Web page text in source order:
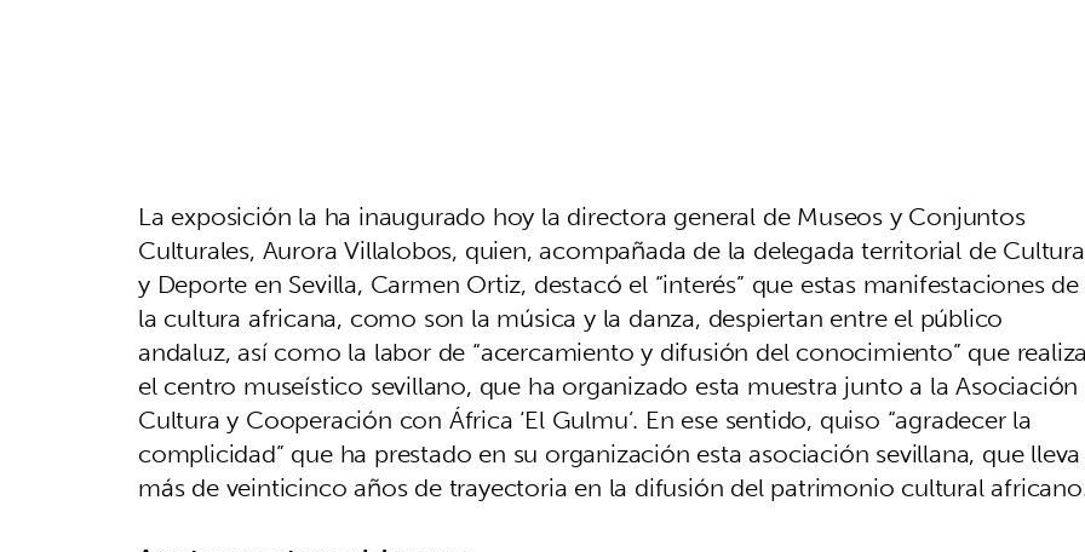
La exposición la ha inaugurado hoy la directora general de Museos y Conjuntos
Culturales, Aurora Villalobos, quien, acompañada de la delegada territorial de Cultura
y Deporte en Sevilla, Carmen Ortiz, destacó el “interés” que estas manifestaciones de
la cultura africana, como son la música y la danza, despiertan entre el público
andaluz, así como la labor de “acercamiento y difusión del conocimiento” que
el centro museístico sevillano, que ha organizado esta muestra junto a la Asociación
Cultura y Cooperación con África ‘El Gulmu’. En ese sentido, quiso “agradecer la
complicidad” que ha prestado en su organización esta asociación sevillana, que lleva
más de veinticinco años de trayectoria en la difusión del patrimonio cultural